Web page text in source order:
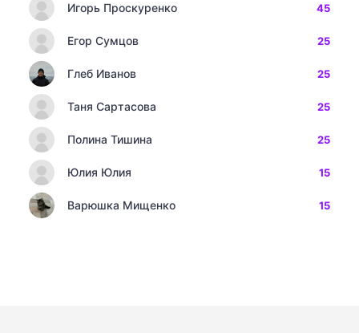
Игорь Проскуренко 45
Егор Сумцов 25
Глеб Иванов 25
Таня Сартасова 25
Полина Тишина 25
Юлия Юлия 15
Варюшка Мищенко 15